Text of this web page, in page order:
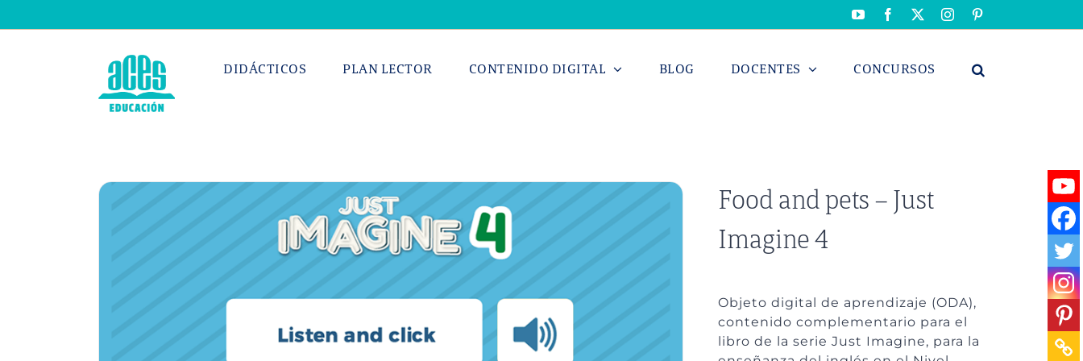
al
YouTubeFacebook Instagram
DIDÁCTICOS PLAN LECTOR CONTENIDO DIGITAL BLOG DOCENTES CONCURSOS
Food and pets – Just
Imagine 4
Objeto digital de aprendizaje (ODA),
contenido complementario para el
libro de la serie Just Imagine, para la